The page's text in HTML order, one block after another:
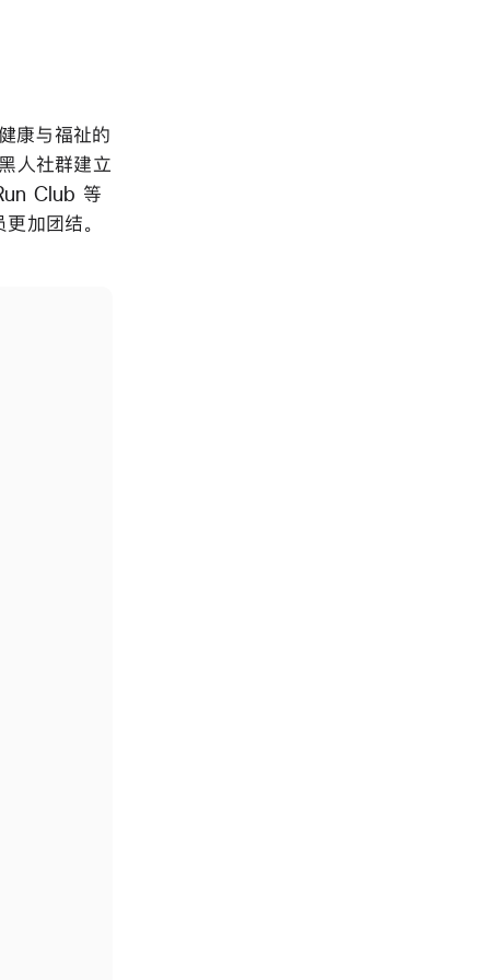
康与福祉的
人社群建立
Club 等
加团结。